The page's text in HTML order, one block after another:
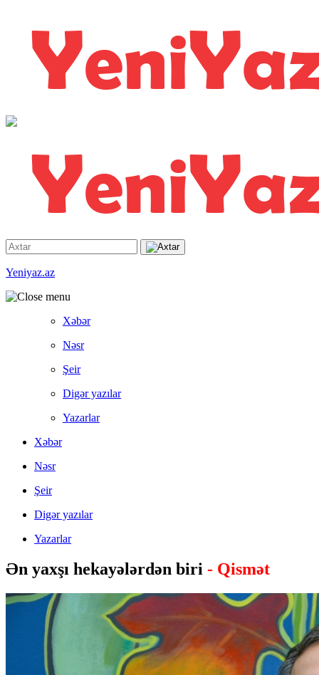
Yeniyaz.az
Xəbər
Nəsr
Şeir
Digər yazılar
Yazarlar
Xəbər
Nəsr
Şeir
Digər yazılar
Yazarlar
Ən yaxşı hekayələrdən biri - Qismət